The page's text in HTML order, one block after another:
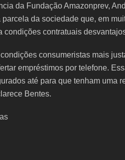
da Fundação Amazonprev,
da sociedade que, em
condições contratuais
consumeristas mais
empréstimos por telefone.
até para que tenham uma
Bentes.